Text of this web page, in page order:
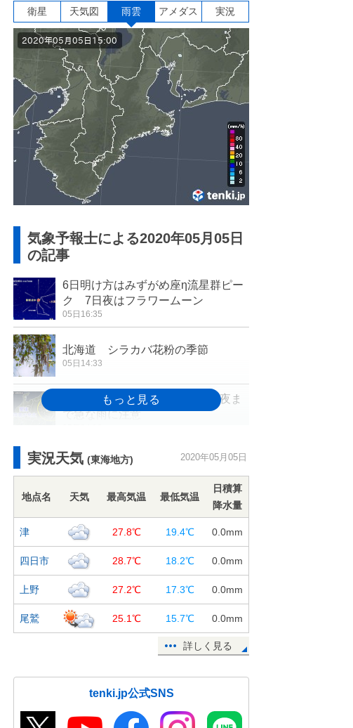
衛星 天気図 雨雲 アメダス 実況
気象予報士による2020年05月05日
の記事
6日明け方はみずがめ座η流星群ピー
ク 7日夜はフラワームーン
05日16:35
北海道 シラカバ花粉の季節
05日14:33
関東 雨雲が湧いてきました 夜ま
で急な雨に注意
週間予報 土日は荒天で雨量が多く
午後は急な雷雨 日本海側の気温は
昨日より大幅に低く
05日08:13
実況天気 (東海地方) 2020年05月05日
地点名 天気 最高気温 最低気温
日積算
降水量
津 27.8℃ 19.4℃ 0.0mm
四日市 28.7℃ 18.2℃ 0.0mm
上野 27.2℃ 17.3℃ 0.0mm
尾鷲 25.1℃ 15.7℃ 0.0mm
詳しく見る
tenki.jp公式SNS